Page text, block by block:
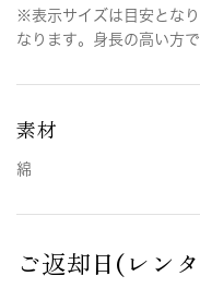
※表示サイズは目安とな
なります。身長の高い方
素材
綿
ご返却日(レン